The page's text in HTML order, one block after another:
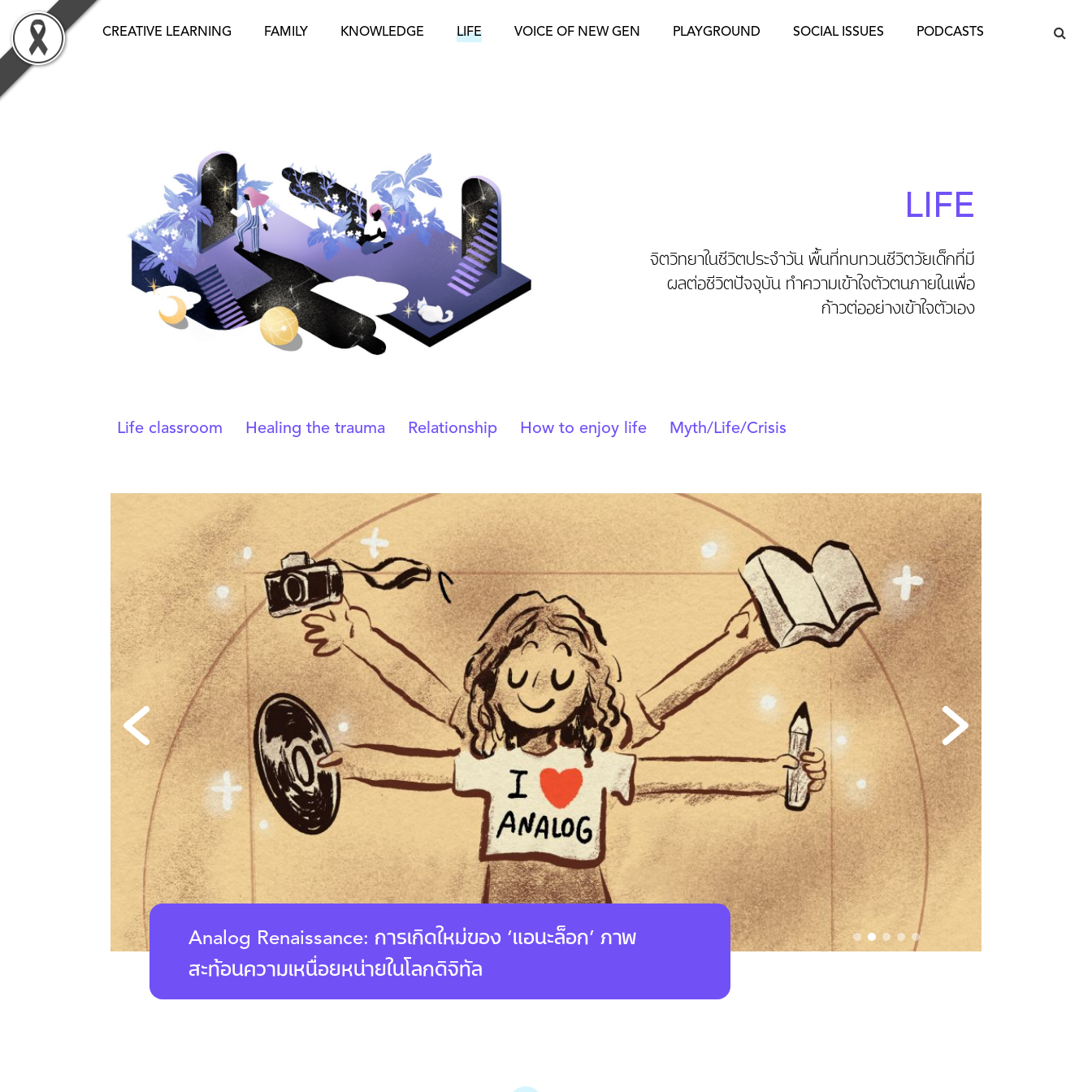
content
CREATIVE LEARNING FAMILY KNOWLEDGE LIFE VOICE OF NEW GEN PLAYGROUND SOCIAL ISSUES PODCASTS
LIFE
จิตวิทยาในชีวิตประจำวัน พื้นที่ทบทวนชีวิตวัยเด็กที่มี
ผลต่อชีวิตปัจจุบัน ทำความเข้าใจตัวตนภายในเพื่อ
ก้าวต่ออย่างเข้าใจตัวเอง
Life classroom Healing the trauma Relationship How to enjoy life Myth/Life/Crisis
ม่ของ ‘แอนะล็อก’ ภาพ
‘L A S E R’ คำแนะนำจากนักจิตวิทยา เพื่อรับมือความขัดแย้